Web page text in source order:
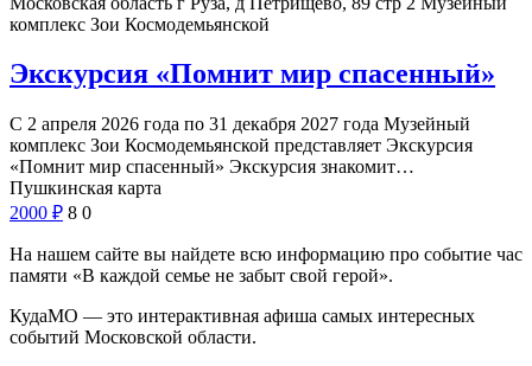
комплекс Зои Космодемьянской
Экскурсия «Помнит мир спасенный»
С 2 апреля 2026 года по 31 декабря 2027 года Музейный
комплекс Зои Космодемьянской представляет Экскурсия
«Помнит мир спасенный» Экскурсия знакомит…
Пушкинская карта
2000 ₽ 8 0
На нашем сайте вы найдете всю информацию про событие час
памяти «В каждой семье не забыт свой герой».
КудаМО — это интерактивная афиша самых интересных
событий Московской области.